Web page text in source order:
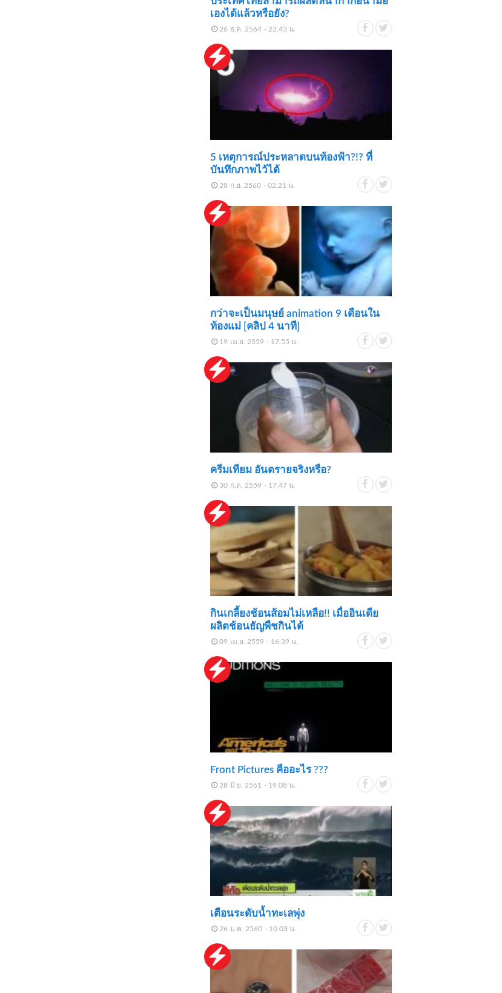
เองได้แล้วหรือยัง?
26 ธ.ค. 2564 - 22.43 น.
5 เหตุการณ์ประหลาดบนท้องฟ้า?!? ที่
บันทึกภาพไว้ได้
28 ก.ย. 2560 - 02.21 น.
กว่าจะเป็นมนุษย์ animation 9 เดือนใน
ท้องแม่ [คลิป 4 นาที]
19 เม.ย. 2559 - 17.55 น.
ครีมเทียม อันตรายจริงหรือ?
30 ก.ค. 2559 - 17.47 น.
กินเกลี้ยงช้อนส้อมไม่เหลือ!! เมื่ออินเดีย
ผลิตช้อนธัญพืชกินได้
09 เม.ย. 2559 - 16.39 น.
Front Pictures คืออะไร ???
28 มิ.ย. 2561 - 19.08 น.
เตือนระดับน้ำทะเลพุ่ง
26 ม.ค. 2560 - 10.03 น.